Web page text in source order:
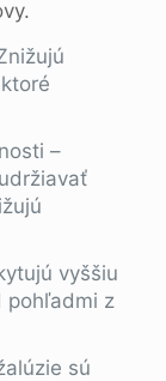
–
vyššiu
pohľadmi z
sú